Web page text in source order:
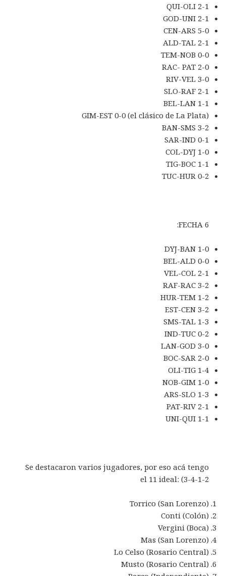
QUI-OLI 2-1
GOD-UNI 2-1
CEN-ARS 5-0
ALD-TAL 2-1
TEM-NOB 0-0
RAC- PAT 2-0
RIV-VEL 3-0
SLO-RAF 2-1
BEL-LAN 1-1
GIM-EST 0-0 (el clásico de La Plata)
BAN-SMS 3-2
SAR-IND 0-1
COL-DYJ 1-0
TIG-BOC 1-1
TUC-HUR 0-2
FECHA 6:
DYJ-BAN 1-0
BEL-ALD 0-0
VEL-COL 2-1
RAF-RAC 3-2
HUR-TEM 1-2
EST-CEN 3-2
SMS-TAL 1-3
IND-TUC 0-2
LAN-GOD 3-0
BOC-SAR 2-0
OLI-TIG 1-4
NOB-GIM 1-0
ARS-SLO 1-3
PAT-RIV 2-1
UNI-QUI 1-1
Se destacaron varios jugadores, por eso acá tengo
el 11 ideal: (3-4-1-2
Torrico (San Lorenzo)
Conti (Colón)
Vergini (Boca)
Mas (San Lorenzo)
Lo Celso (Rosario Central)
Musto (Rosario Central)